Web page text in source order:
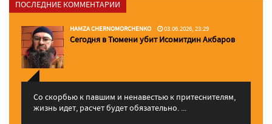
ПОСЛЕДНИЕ КОММЕНТАРИИ
HAMZA CHERNOMORCHENKO 03.06.2026, 23:29
Сегодня в Тюмени убит Исомитдин Акбаров
Со скорбью к павшим и ненавестью к притеснителям,
жизнь идет, расчет будет обязательно. ...